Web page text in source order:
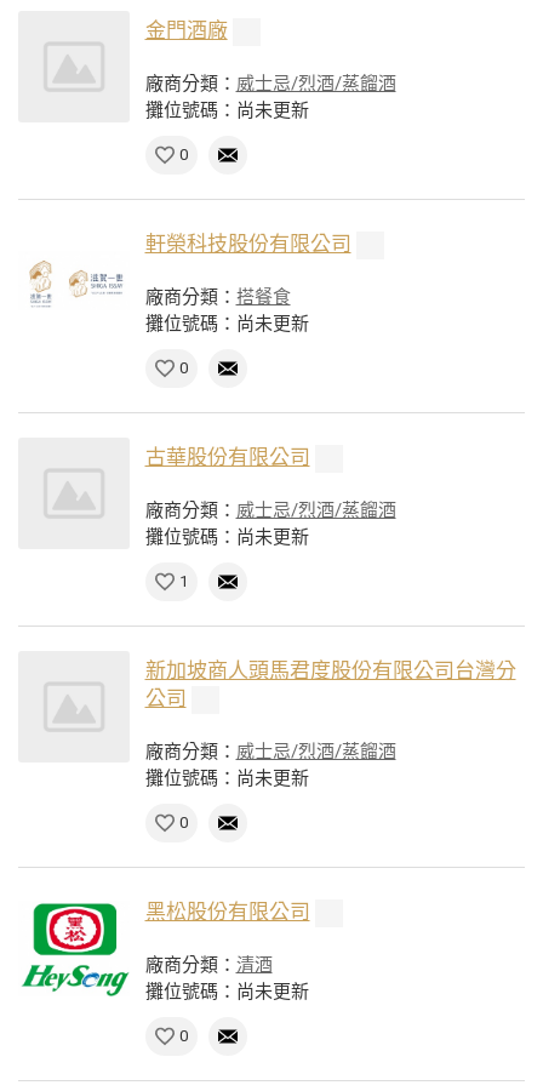
金門酒廠
廠商分類： 威士忌/烈酒/蒸餾酒
攤位號碼：尚未更新
0
軒榮科技股份有限公司
廠商分類： 搭餐食
攤位號碼：尚未更新
0
古華股份有限公司
廠商分類： 威士忌/烈酒/蒸餾酒
攤位號碼：尚未更新
1
新加坡商人頭馬君度股份有限公司台灣分
公司
廠商分類： 威士忌/烈酒/蒸餾酒
攤位號碼：尚未更新
0
黑松股份有限公司
廠商分類： 清酒
攤位號碼：尚未更新
0